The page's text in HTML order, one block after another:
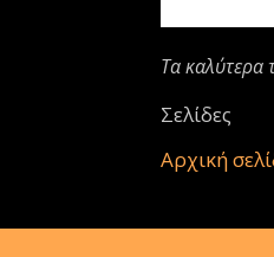
Τα καλύτερα
Σελίδες
Αρχική